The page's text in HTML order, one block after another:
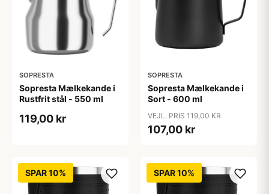
SOPRESTA
Sopresta Mælkekande i
Rustfrit stål - 550 ml
119,00 kr
SOPRESTA
Sopresta Mælkekande i
Sort - 600 ml
VEJL. PRIS 119,00 KR
107,00 kr
SPAR 10% SPAR 10%